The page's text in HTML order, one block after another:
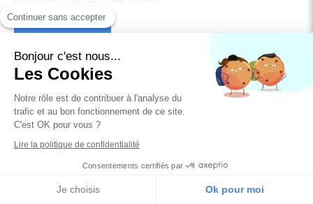
Sur Doctolib.fr
Par téléphone ou SMS au 07 83 07 42 28
Apportez les examens médicaux en rapport à votre
problème.
Apportez votre serviette, on jettera moins de papier.
Continuer sans accepter
Bonjour c'est nous...
Les Cookies
Notre rôle est de contribuer à l'analyse du
trafic et au bon fonctionnement de ce site.
C'est OK pour vous ?
Lire la politique de confidentialité
Consentements certifiés par
Je choisis Ok pour moi